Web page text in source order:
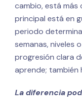
cambio, está más
principal está en
periodo
semanas, niveles
progresión clara
aprende; también
La diferencia